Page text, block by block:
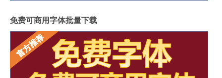
免费可商用字体批量下载